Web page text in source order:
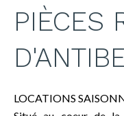
PIÈCES
LOCATIONS